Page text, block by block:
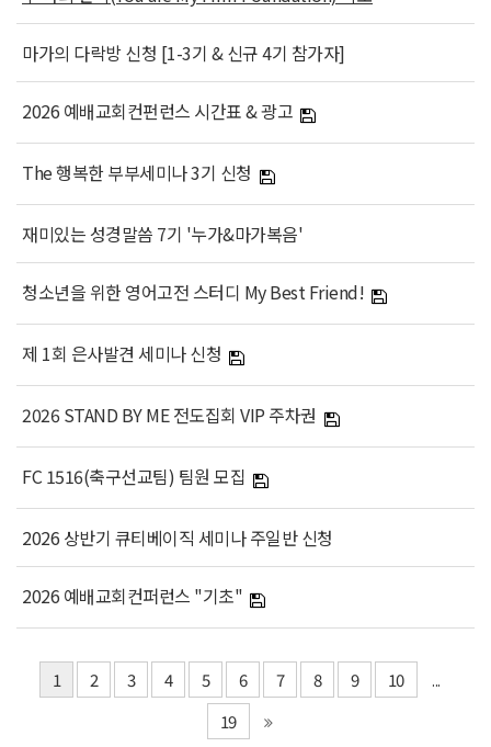
마가의 다락방 신청 [1-3기 & 신규 4기 참가자]
2026 예배교회컨펀런스 시간표 & 광고
The 행복한 부부세미나 3기 신청
재미있는 성경말씀 7기 '누가&마가복음'
청소년을 위한 영어고전 스터디 My Best Friend!
제 1회 은사발견 세미나 신청
2026 STAND BY ME 전도집회 VIP 주차권
FC 1516(축구선교팀) 팀원 모집
2026 상반기 큐티베이직 세미나 주일반 신청
2026 예배교회컨퍼런스 "기초"
1 2 3 4 5 6 7 8 9 10 ...
19